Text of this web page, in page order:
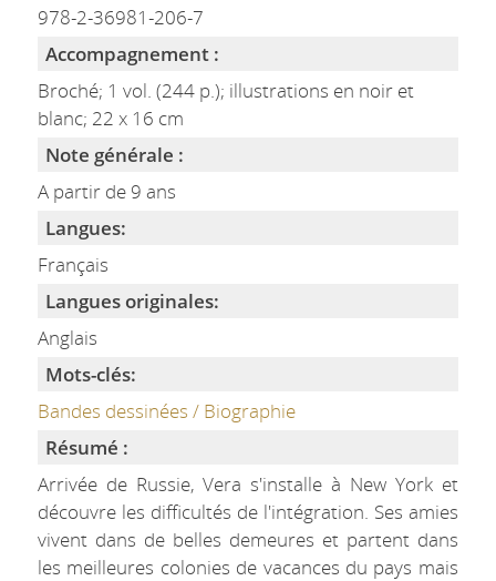
978-2-36981-206-7
Accompagnement :
Broché; 1 vol. (244 p.); illustrations en noir et
blanc; 22 x 16 cm
Note générale :
A partir de 9 ans
Langues:
Français
Langues originales:
Anglais
Mots-clés:
Bandes dessinées / Biographie
Résumé :
Arrivée de Russie, Vera s'installe à New York et
découvre les difficultés de l'intégration. Ses amies
vivent dans de belles demeures et partent dans
les meilleures colonies de vacances du pays mais